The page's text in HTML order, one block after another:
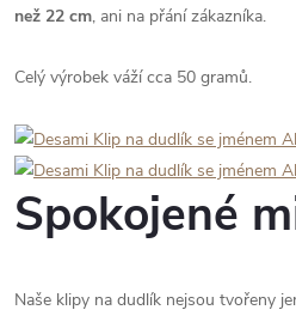
než 22 cm, ani na přání zákazníka.
Celý výrobek váží cca 50 gramů.
Spokojené
Naše klipy na dudlík nejsou tvořeny